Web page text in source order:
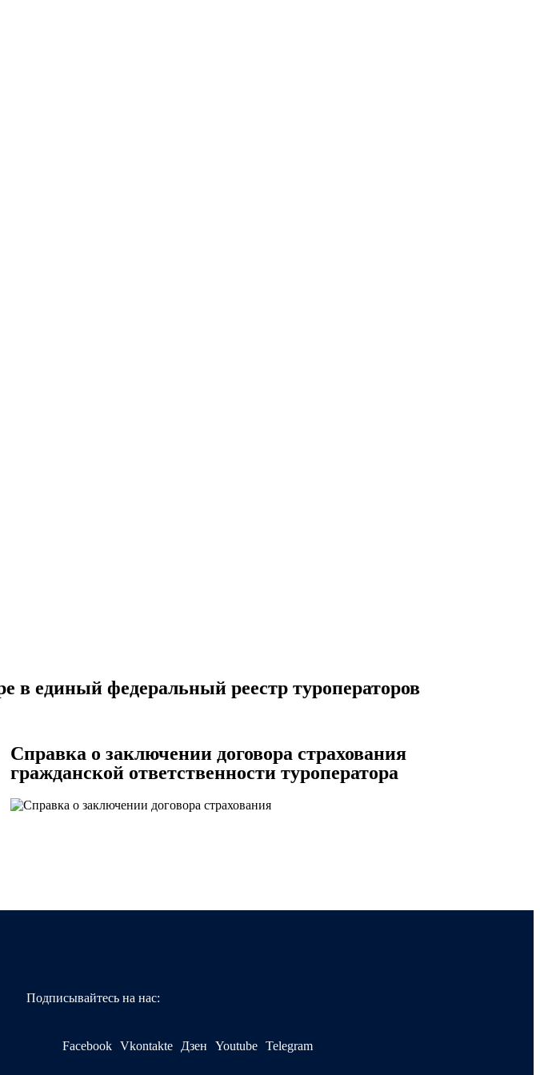
в единый федеральный реестр туроператоров
Справка о заключении договора страхования
гражданской ответственности туроператора
Подписывайтесь на нас:
Facebook Vkontakte Дзен Youtube Telegram